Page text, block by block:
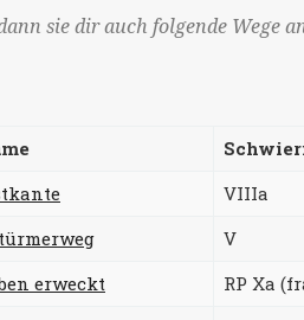
sie dir auch folgende Wege
VIIIa
V
erweckt
RP Xa